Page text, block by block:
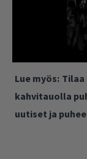
Lue myös: Tilaa
kahvitauolla
uutiset ja